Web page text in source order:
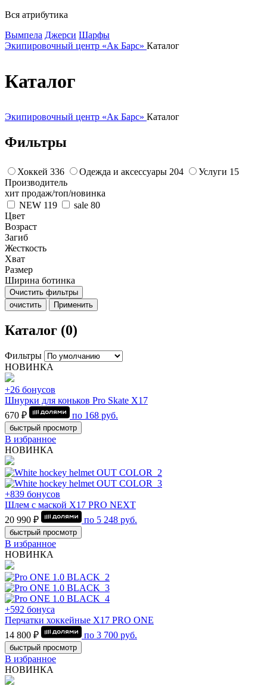
Вся атрибутика
Вымпела Джерси Шарфы
Экипировочный центр «Ак Барс» Каталог
Каталог
Экипировочный центр «Ак Барс» Каталог
Фильтры
Хоккей 336 Одежда и аксессуары 204 Услуги 15
Производитель
хит продаж/топ/новинка
NEW 119 sale 80
Цвет
Возраст
Загиб
Жесткость
Хват
Размер
Ширина ботинка
Очистить фильтры
очистить
Применить
Каталог (0)
Фильтры
НОВИНКА
+26 бонусов
Шнурки для коньков Pro Skate Х17
670 ₽
по 168 руб.
быстрый просмотр
В избранное
НОВИНКА
+839 бонусов
Шлем с маской Х17 PRO NEXT
20 990 ₽
по 5 248 руб.
быстрый просмотр
В избранное
НОВИНКА
+592 бонуса
Перчатки хоккейные Х17 PRO ONE
14 800 ₽
по 3 700 руб.
быстрый просмотр
В избранное
НОВИНКА